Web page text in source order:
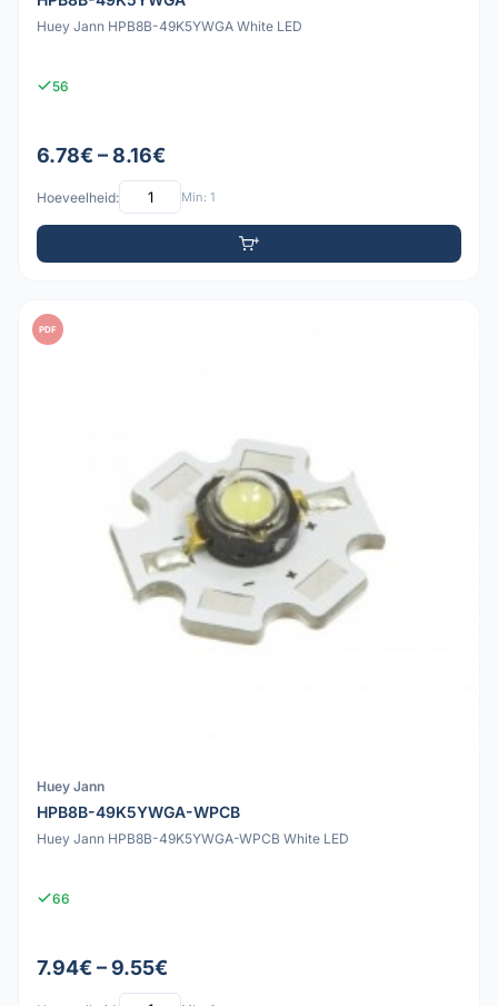
Huey Jann HPB8B-49K5YWGA White LED
56
6.78€ – 8.16€
Hoeveelheid: Min: 1
PDF
Huey Jann
HPB8B-49K5YWGA-WPCB
Huey Jann HPB8B-49K5YWGA-WPCB White LED
66
7.94€ – 9.55€